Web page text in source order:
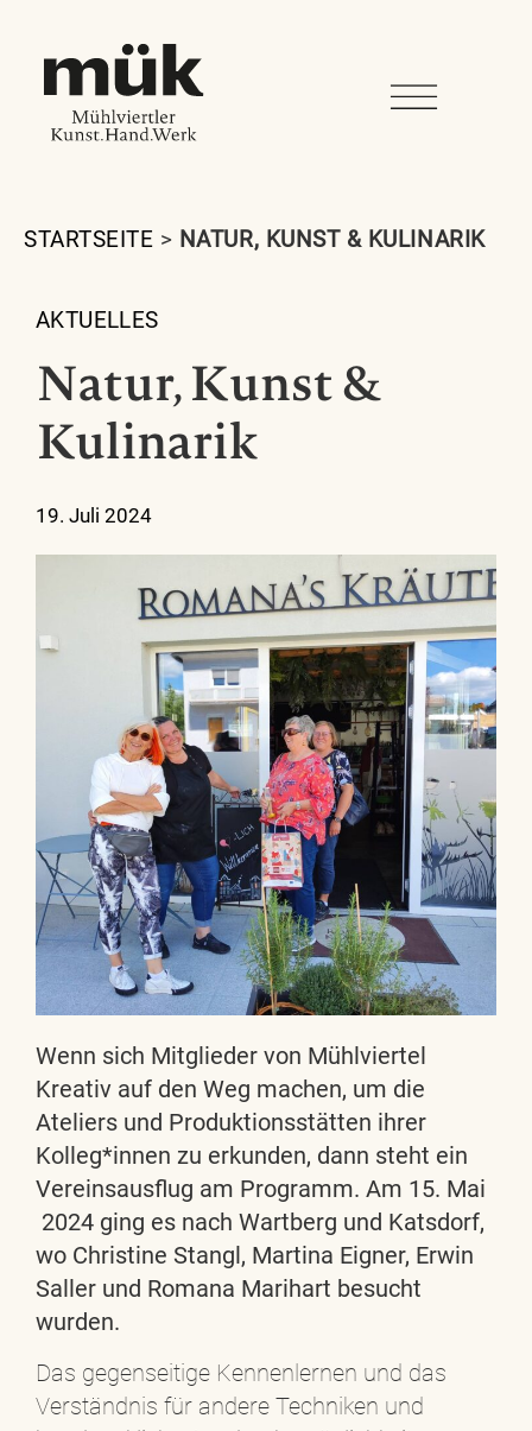
STARTSEITE > NATUR, KUNST & KULINARIK
AKTUELLES
Natur, Kunst &
Kulinarik
19. Juli 2024
Wenn sich Mitglieder von Mühlviertel
Kreativ auf den Weg machen, um die
Ateliers und Produktionsstätten ihrer
Kolleg*innen zu erkunden, dann steht ein
Vereinsausflug am Programm. Am 15. Mai
2024 ging es nach Wartberg und Katsdorf,
wo Christine Stangl, Martina Eigner, Erwin
Saller und Romana Marihart besucht
wurden.
Das gegenseitige Kennenlernen und das
Verständnis für andere Techniken und